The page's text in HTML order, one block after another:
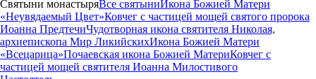
Святыни монастыряВсе святыниИкона Божией Матери
«Неувядаемый Цвет»Ковчег с частицей мощей святого пророка
Иоанна ПредтечиЧудотворная икона святителя Николая,
архиепископа Мир ЛикийскихИкона Божией Матери
«Всецарица»Почаевская икона Божией МатериКовчег с
частицей мощей святителя Иоанна Милостивого